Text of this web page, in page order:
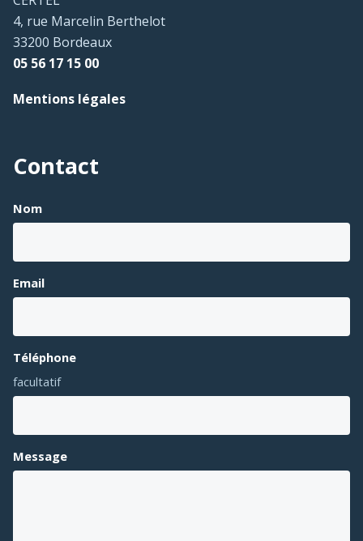
4, rue Marcelin Berthelot
33200 Bordeaux
05 56 17 15 00
Mentions légales
Contact
Nom
Email
Téléphone
facultatif
Message